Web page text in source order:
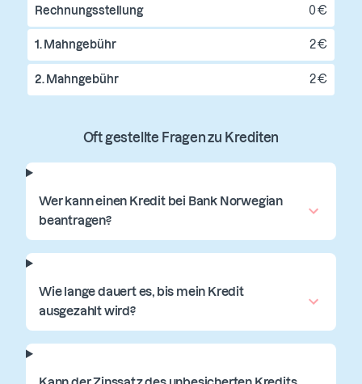
Rechnungsstellung 0 €
1. Mahngebühr 2 €
2. Mahngebühr 2 €
Oft gestellte Fragen zu Krediten
Wer kann einen Kredit bei Bank Norwegian
beantragen?
Wie lange dauert es, bis mein Kredit
ausgezahlt wird?